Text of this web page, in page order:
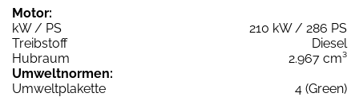
Motor:
kW / PS
210 kW / 286 PS
Treibstoff
Diesel
Hubraum
2.967 cm³
Umweltnormen:
Umweltplakette
4 (Green)